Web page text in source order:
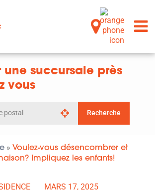
une succursale près
vous
Recherche
» Voulez-vous désencombrer et
Impliquez les enfants!
MARS 17, 2025